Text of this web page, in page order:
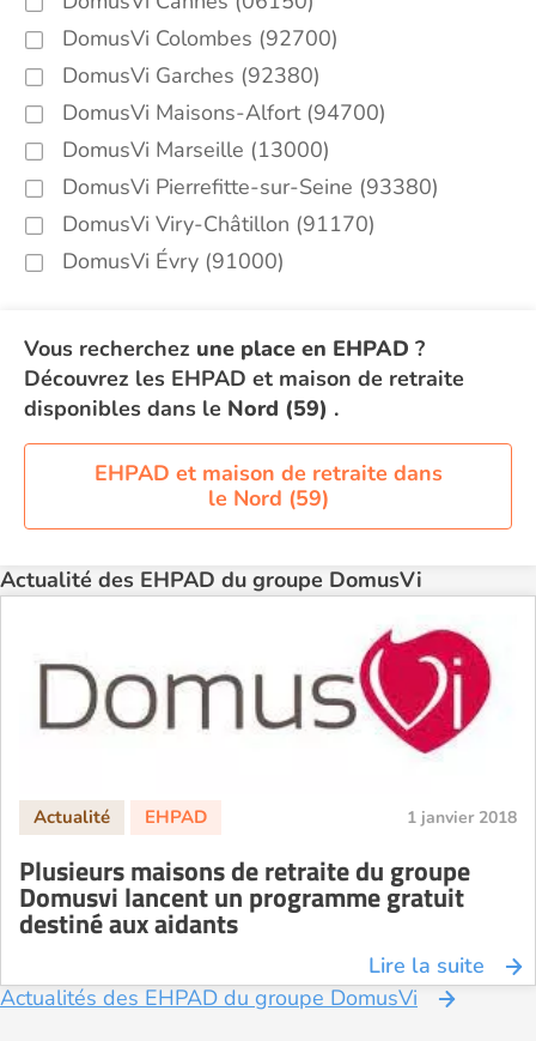
DomusVi Colombes (92700)
DomusVi Garches (92380)
DomusVi Maisons-Alfort (94700)
DomusVi Marseille (13000)
DomusVi Pierrefitte-sur-Seine (93380)
DomusVi Viry-Châtillon (91170)
DomusVi Évry (91000)
Vous recherchez une place en EHPAD ?
Découvrez les EHPAD et maison de retraite
disponibles dans le Nord (59) .
EHPAD et maison de retraite dans
le Nord (59)
Actualité des EHPAD du groupe DomusVi
1 janvier 2018
Plusieurs maisons de retraite du groupe
Domusvi lancent un programme gratuit
destiné aux aidants
Lire la suite
Actualités des EHPAD du groupe DomusVi